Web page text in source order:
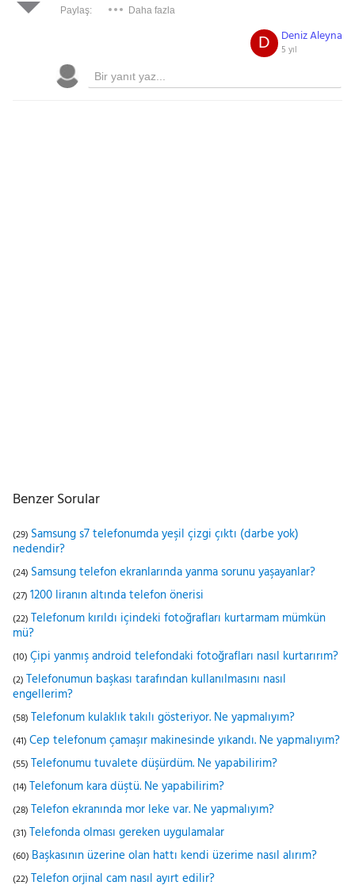
Paylaş: Daha fazla
Deniz Aleyna
5 yıl
D
Benzer Sorular
(29) Samsung s7 telefonumda yeşil çizgi çıktı (darbe yok)
nedendir?
(24) Samsung telefon ekranlarında yanma sorunu yaşayanlar?
(27) 1200 liranın altında telefon önerisi
(22) Telefonum kırıldı içindeki fotoğrafları kurtarmam mümkün
mü?
(10) Çipi yanmış android telefondaki fotoğrafları nasıl kurtarırım?
(2) Telefonumun başkası tarafından kullanılmasını nasıl
engellerim?
(58) Telefonum kulaklık takılı gösteriyor. Ne yapmalıyım?
(41) Cep telefonum çamaşır makinesinde yıkandı. Ne yapmalıyım?
(55) Telefonumu tuvalete düşürdüm. Ne yapabilirim?
(14) Telefonum kara düştü. Ne yapabilirim?
(28) Telefon ekranında mor leke var. Ne yapmalıyım?
(31) Telefonda olması gereken uygulamalar
(60) Başkasının üzerine olan hattı kendi üzerime nasıl alırım?
(22) Telefon orjinal cam nasıl ayırt edilir?